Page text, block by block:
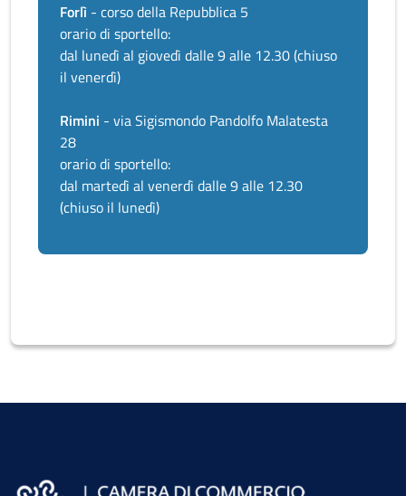
Forlì - corso della Repubblica 5
orario di sportello:
dal lunedì al giovedì dalle 9 alle 12.30 (chiuso
il venerdì)
Rimini - via Sigismondo Pandolfo Malatesta
28
orario di sportello:
dal martedì al venerdì dalle 9 alle 12.30
(chiuso il lunedì)